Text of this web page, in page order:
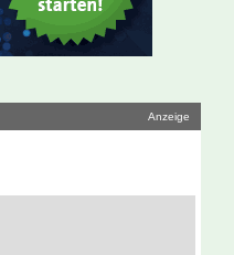
Anzeige